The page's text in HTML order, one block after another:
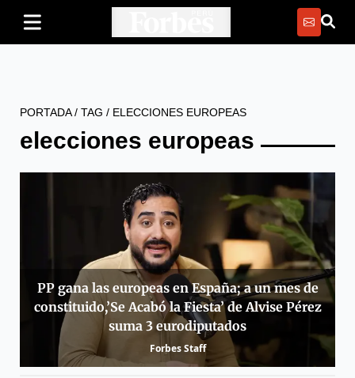
PORTADA/ TAG / ELECCIONES EUROPEAS
elecciones europeas
PP gana las europeas en España; a un mes de
constituido,’Se Acabó la Fiesta’ de Alvise Pérez
suma 3 eurodiputados
Forbes Staff